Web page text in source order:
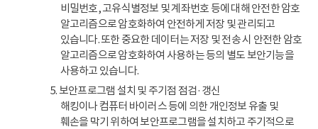
비밀번호, 고유식별정보 및 계좌번호 등에 대해 안전한 암호
알고리즘으로 암호화하여 안전하게 저장 및 관리되고
있습니다. 또한 중요한 데이터는 저장 및 전송 시 안전한 암호
알고리즘으로 암호화하여 사용하는 등의 별도 보안기능을
사용하고 있습니다.
5. 보안프로그램 설치 및 주기점 점검·갱신
해킹이나 컴퓨터 바이러스 등에 의한 개인정보 유출 및
훼손을 막기 위하여 보안프로그램을 설치하고 주기적으로